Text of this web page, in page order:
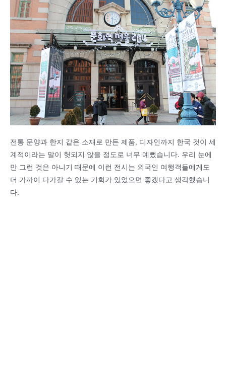
전통 문양과 한지 같은 소재로 만든 제품, 디자인까지 한국 것이 세
계적이라는 말이 헛되지 않을 정도로 너무 예뻤습니다. 우리 눈에
만 그런 것은 아니기 때문에 이런 전시는 외국인 여행객들에게도
더 가까이 다가갈 수 있는 기회가 있었으면 좋겠다고 생각했습니
다.